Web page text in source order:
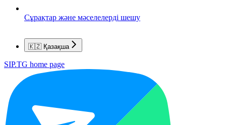
Сұрақтар және мәселелерді шешу
🇰🇿 Қазақша
SIP.TG home page